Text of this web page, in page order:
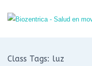
Class Tags: luz